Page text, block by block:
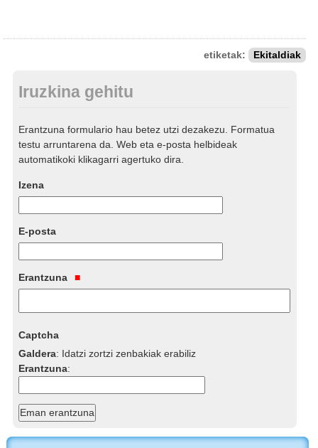
etiketak: Ekitaldiak
Iruzkina gehitu
Erantzuna formulario hau betez utzi dezakezu. Formatua
testu arruntarena da. Web eta e-posta helbideak
automatikoki klikagarri agertuko dira.
Izena
E-posta
Erantzuna
Captcha
Galdera: Idatzi zortzi zenbakiak erabiliz
Erantzuna: